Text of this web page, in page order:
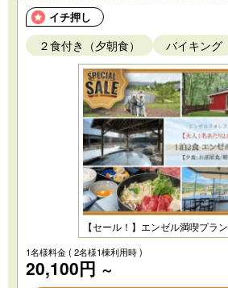
イチ押し
２食付き（夕朝食） バイキング
【セール！】エンゼル満喫プラン
1名様料金( 2名様1棟利用時 )
20,100円 ～